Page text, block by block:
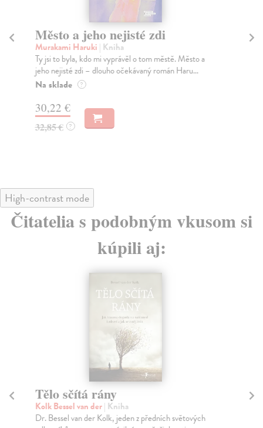
Město a jeho nejisté zdi
Murakami Haruki | Kniha
Ty jsi to byla, kdo mi vyprávěl o tom městě. Město a
jeho nejisté zdi – dlouho očekávaný román Haru...
Na sklade ?
30,22 €
32,85 € ?
High-contrast mode
Čitatelia s podobným vkusom si
kúpili aj:
Tělo sčítá rány
Kolk Bessel van der| Kniha
Dr. Bessel van der Kolk, jeden z předních světových